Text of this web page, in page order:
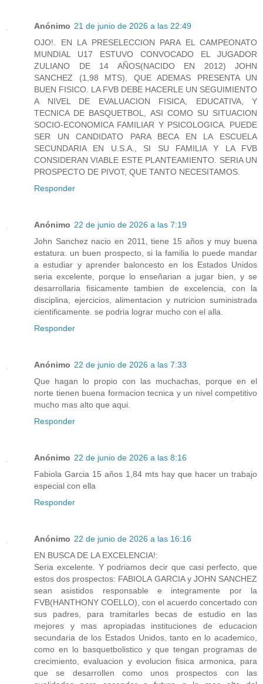
Anónimo 21 de junio de 2026 a las 22:49
OJO!. EN LA PRESELECCION PARA EL CAMPEONATO
MUNDIAL U17 ESTUVO CONVOCADO EL JUGADOR
ZULIANO DE 14 AÑOS(NACIDO EN 2012) JOHN
SANCHEZ (1,98 MTS), QUE ADEMAS PRESENTA UN
BUEN FISICO. LA FVB DEBE HACERLE UN SEGUIMIENTO
A NIVEL DE EVALUACION FISICA, EDUCATIVA, Y
TECNICA DE BASQUETBOL, ASI COMO SU SITUACION
SOCIO-ECONOMICA FAMILIAR Y PSICOLOGICA. PUEDE
SER UN CANDIDATO PARA BECA EN LA ESCUELA
SECUNDARIA EN U.S.A., SI SU FAMILIA Y LA FVB
CONSIDERAN VIABLE ESTE PLANTEAMIENTO. SERIA UN
PROSPECTO DE PIVOT, QUE TANTO NECESITAMOS.
Responder
Anónimo 22 de junio de 2026 a las 7:19
John Sanchez nacio en 2011, tiene 15 años y muy buena
estatura. un buen prospecto, si la familia lo puede mandar
a estudiar y aprender baloncesto en los Estados Unidos
seria excelente, porque lo enseñarian a jugar bien, y se
desarrollaria fisicamente tambien de excelencia, con la
disciplina, ejercicios, alimentacion y nutricion suministrada
cientificamente. se podria lograr mucho con el alla.
Responder
Anónimo 22 de junio de 2026 a las 7:33
Que hagan lo propio con las muchachas, porque en el
norte tienen buena formacion tecnica y un nivel competitivo
mucho mas alto que aqui.
Responder
Anónimo 22 de junio de 2026 a las 8:16
Fabiola Garcia 15 años 1,84 mts hay que hacer un trabajo
especial con ella
Responder
Anónimo 22 de junio de 2026 a las 16:16
EN BUSCA DE LA EXCELENCIA!:
Seria excelente. Y podriamos decir que casi perfecto, que
estos dos prospectos: FABIOLA GARCIA y JOHN SANCHEZ
sean asistidos responsable e integramente por la
FVB(HANTHONY COELLO), con el acuerdo concertado con
sus padres, para tramitarles becas de estudio en las
mejores y mas apropiadas instituciones de educacion
secundaria de los Estados Unidos, tanto en lo academico,
como en lo basquetbolistico y que tengan programas de
crecimiento, evaluacion y evolucion fisica armonica, para
que se desarrollen como unos prospectos con las